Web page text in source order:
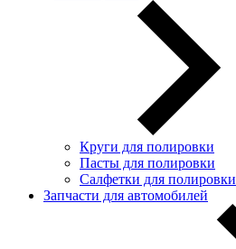
Круги для полировки
Пасты для полировки
Салфетки для полировки
Запчасти для автомобилей